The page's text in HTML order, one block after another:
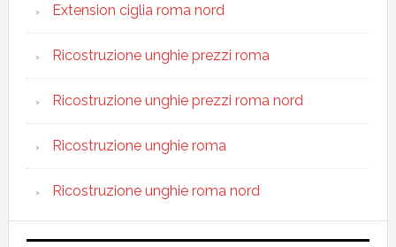
Extension ciglia roma nord
Ricostruzione unghie prezzi roma
Ricostruzione unghie prezzi roma nord
Ricostruzione unghie roma
Ricostruzione unghie roma nord